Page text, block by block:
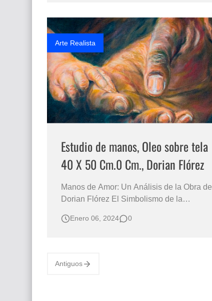
Arte Realista
Estudio de manos, Oleo sobre tela
40 X 50 Cm.0 Cm., Dorian Flórez
Manos de Amor: Un Análisis de la Obra de
Dorian Flórez El Simbolismo de la
Dorian Flórez Dorian Flórez, un pintor
Enero 06, 2024 0
Antiguos